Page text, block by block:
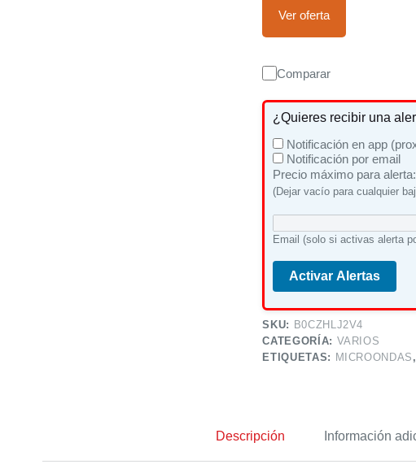
Ver oferta
Comparar
¿Quieres recibir una
Notificación en app
Notificación por email
Precio máximo para alerta:
(Dejar vacío para cualquier
Email (solo si activas alerta
Activar Alertas
SKU: B0CZHLJ2V4
CATEGORÍA: VARIOS
ETIQUETAS: MICROONDAS ,
Descripción Información